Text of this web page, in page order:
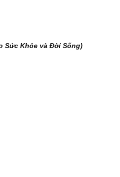
Sức Khỏe và Đời Sống)